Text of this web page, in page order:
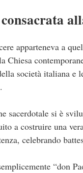
apparteneva a
Chiesa
società italiana e
sacerdotale si è
a costruire una
celebrando
“don